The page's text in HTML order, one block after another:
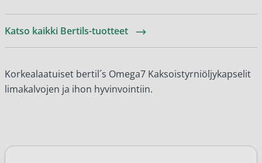
Katso kaikki Bertils-tuotteet
Korkealaatuiset bertil´s Omega7 Kaksoistyrniöljykapselit
limakalvojen ja ihon hyvinvointiin.